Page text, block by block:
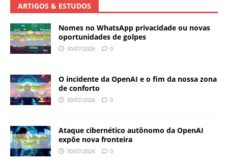
ARTIGOS & ESTUDOS
Nomes no WhatsApp privacidade ou novas
oportunidades de golpes
30/07/2026 0
O incidente da OpenAI e o fim da nossa zona
de conforto
30/07/2026 0
Ataque cibernético autônomo da OpenAI
expõe nova fronteira
30/07/2026 0